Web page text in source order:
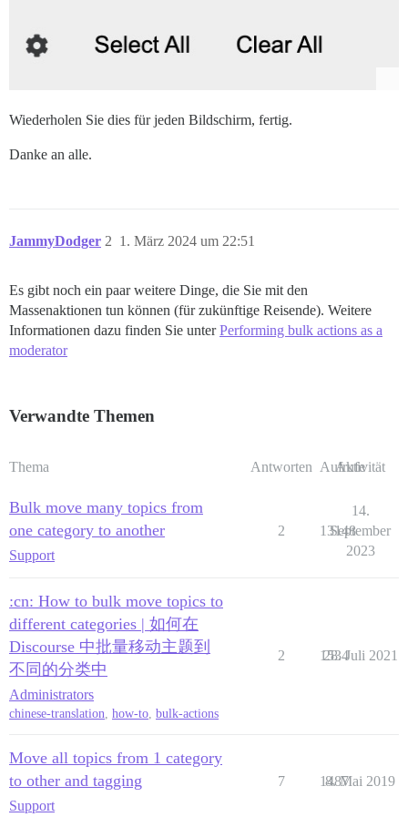
Wiederholen Sie dies für jeden Bildschirm, fertig.
Danke an alle.
JammyDodger 1. März 2024 um 22:51
2
Es gibt noch ein paar weitere Dinge, die Sie mit den
Massenaktionen tun können (für zukünftige Reisende). Weitere
Informationen dazu finden Sie unterPerforming bulk actions as a
moderator
Verwandte Themen
Thema Antworten Aufrufe
Aktivität
Bulk move many topics from
one category to another
Support
2 13148
14.
September
2023
:cn: How to bulk move topics to
different categories | 如何在
Discourse 中批量移动主题到
不同的分类中
Administrators
chinese-translation how-to bulk-actions
2 1534
28. Juli 2021
Move all topics from 1 category
to other and tagging
Support
7 1487
8. Mai 2019